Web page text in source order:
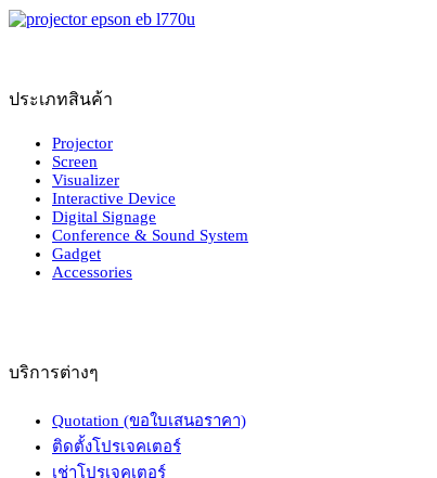
ประเภทสินค้า
Projector
Screen
Visualizer
Interactive Device
Digital Signage
Conference & Sound System
Gadget
Accessories
บริการต่างๆ
Quotation (ขอใบเสนอราคา)
ติดตั้งโปรเจคเตอร์
เช่าโปรเจคเตอร์